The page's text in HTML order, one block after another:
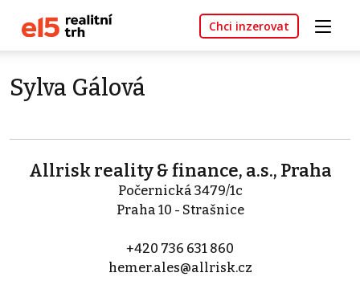
Chci inzerovat
Sylva Gálová
Allrisk reality & finance, a.s., Praha
Počernická 3479/1c
Praha 10 - Strašnice
+420 736 631 860
hemer.ales@allrisk.cz